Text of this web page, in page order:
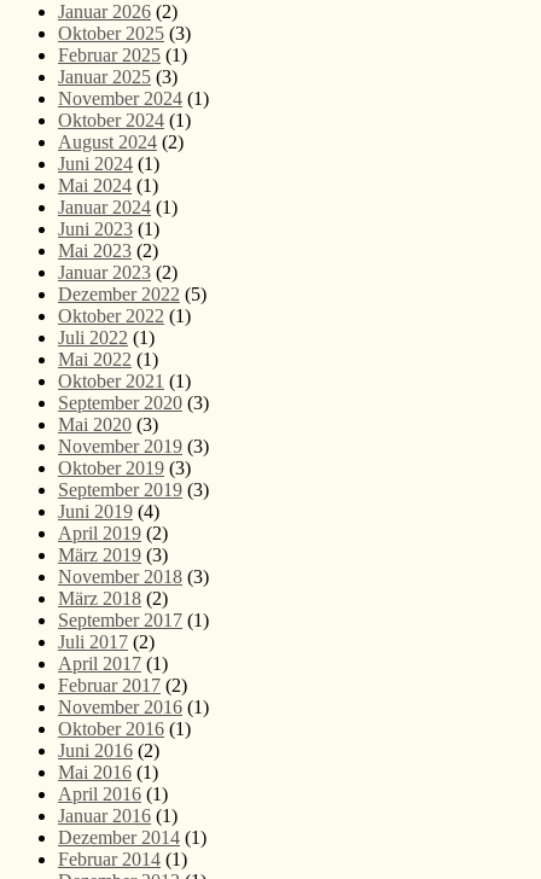
Januar 2026 (2)
Oktober 2025 (3)
Februar 2025 (1)
Januar 2025 (3)
November 2024 (1)
Oktober 2024 (1)
August 2024 (2)
Juni 2024 (1)
Mai 2024 (1)
Januar 2024 (1)
Juni 2023 (1)
Mai 2023 (2)
Januar 2023 (2)
Dezember 2022 (5)
Oktober 2022 (1)
Juli 2022 (1)
Mai 2022 (1)
Oktober 2021 (1)
September 2020 (3)
Mai 2020 (3)
November 2019 (3)
Oktober 2019 (3)
September 2019 (3)
Juni 2019 (4)
April 2019 (2)
März 2019 (3)
November 2018 (3)
März 2018 (2)
September 2017 (1)
Juli 2017 (2)
April 2017 (1)
Februar 2017 (2)
November 2016 (1)
Oktober 2016 (1)
Juni 2016 (2)
Mai 2016 (1)
April 2016 (1)
Januar 2016 (1)
Dezember 2014 (1)
Februar 2014 (1)